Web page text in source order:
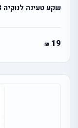
שקע טעינה לנוקיה 208
19